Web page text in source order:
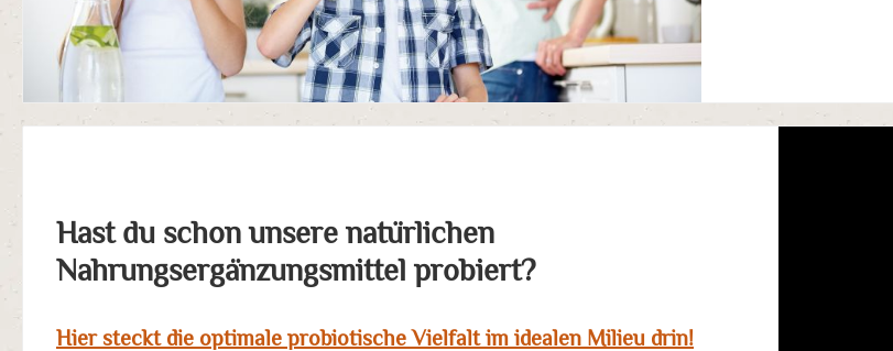
Hast du schon unsere natürlichen
Nahrungsergänzungsmittel probiert?
Hier steckt die optimale probiotische Vielfalt im idealen Milieu drin!